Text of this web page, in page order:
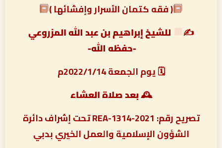
( فقه كتمان الأسرار وإفشائها )
✍
للشيخ إبراهيم بن عبد الله المزروعي
-حفظه الله-
🗓 يوم الجمعة 2022/1/14م
🕰 بعد صلاة العشاء
تصريح رقم: REA-1314-2021 تحت إشراف دائرة
الشؤون الإسلامية والعمل الخيري بدبي